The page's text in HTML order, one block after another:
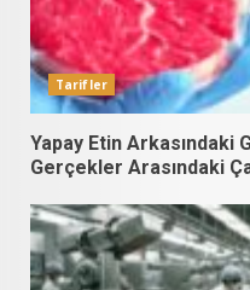
Tarifler
Yapay Etin Arkasındaki
Gerçekler Arasındaki